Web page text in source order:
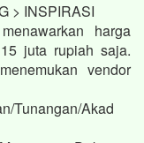
> INSPIRASI
harga
juta rupiah saja.
vendor
Tunangan/Akad